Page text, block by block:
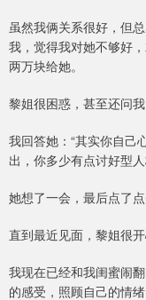
虽然我俩关系很好，但
我，觉得我对她不够好
两万块给她。
黎姐很困惑，甚至还问
我回答她：“其实你自己
出，你多少有点讨好型人
她想了一会，最后点了点
直到最近见面，黎姐很开
我现在已经和我闺蜜闹
的感受，照顾自己的情绪